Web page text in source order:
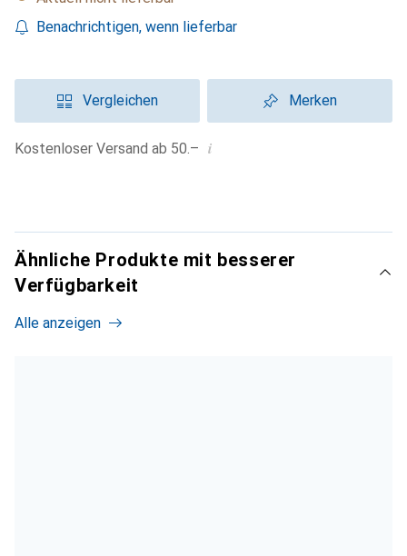
Benachrichtigen, wenn lieferbar
Vergleichen Merken
Kostenloser Versand ab 50.– i
Ähnliche Produkte mit besserer
Verfügbarkeit
Alle anzeigen